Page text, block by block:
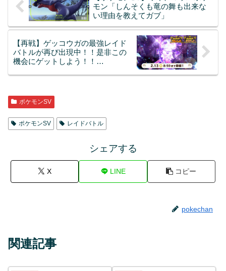
モン「しんそくも竜の舞も出来な
い理由を教えてガブ」
【再戦】ゲッコウガの最強レイド
バトルが再び出現中！！是非この
機会にゲットしよう！！
ポケモンSV
ポケモンSV レイドバトル
シェアする
X LINE コピー
pokechan
関連記事